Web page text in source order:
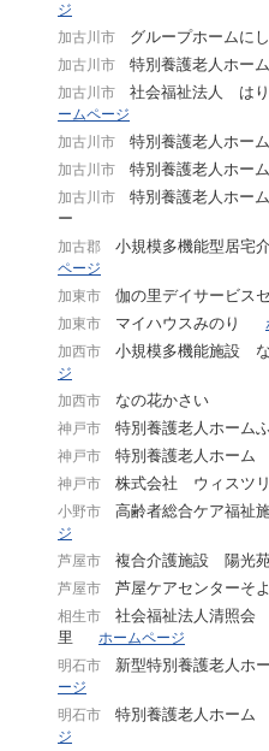
ジ
加古川市
グループホームに
加古川市
特別養護老人ホー
加古川市
社会福祉法人 は
ームページ
加古川市
特別養護老人ホー
加古川市 特別養護老人ホー
加古川市
特別養護老人ホー
ー
加古郡 小規模多機能型居宅
ページ
加東市
伽の里デイサービス
加東市
マイハウスみのり
加西市
小規模多機能施設
ジ
加西市
なの花かさい
神戸市 特別養護老人ホーム
神戸市
特別養護老人ホー
神戸市
株式会社 ウィスツ
小野市 高齢者総合ケア福
ジ
芦屋市
複合介護施設 陽光
芦屋市
芦屋ケアセンターそ
相生市
社会福祉法人清照会
里
ホームページ
明石市
新型特別養護老人
ージ
明石市
特別養護老人ホー
ジ